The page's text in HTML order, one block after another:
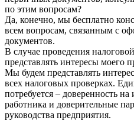
по этим вопросам?
Да, конечно, мы бесплатно
всем вопросам, связанным с
документов.
В случае проведения
представлять интересы моего
Мы будем представлять
всех налоговых проверках.
потребуется – доверенность
работника и доверительные
руководства предприятия.